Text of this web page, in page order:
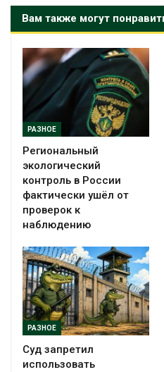
Вам также могут
РАЗНОЕ
Региональный
экологический
контроль в России
фактически ушёл от
проверок к
наблюдению
РАЗНОЕ
Суд запретил
использовать